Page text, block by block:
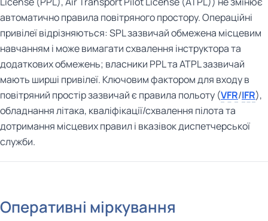
автоматично правила повітряного простору. Операційні
привілеї відрізняються: SPL зазвичай обмежена місцевим
навчанням і може вимагати схвалення інструктора та
додаткових обмежень; власники PPL та ATPL зазвичай
мають ширші привілеї. Ключовим фактором для входу в
повітряний простір зазвичай є правила польоту (VFR/IFR),
обладнання літака, кваліфікації/схвалення пілота та
дотримання місцевих правил і вказівок диспетчерської
служби.
Оперативні міркування